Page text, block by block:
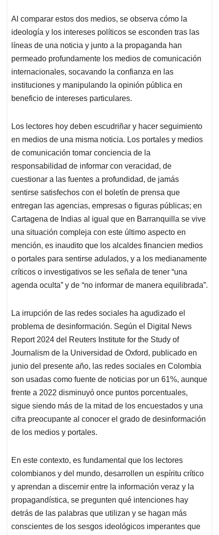
Al comparar estos dos medios, se observa cómo la
ideología y los intereses políticos se esconden tras las
líneas de una noticia y junto a la propaganda han
permeado profundamente los medios de comunicación
internacionales, socavando la confianza en las
instituciones y manipulando la opinión pública en
beneficio de intereses particulares.
Los lectores hoy deben escudriñar y hacer seguimiento
en medios de una misma noticia. Los portales y medios
de comunicación tomar conciencia de la
responsabilidad de informar con veracidad, de
cuestionar a las fuentes a profundidad, de jamás
sentirse satisfechos con el boletín de prensa que
entregan las agencias, empresas o figuras públicas; en
Cartagena de Indias al igual que en Barranquilla se vive
una situación compleja con este último aspecto en
mención, es inaudito que los alcaldes financien medios
o portales para sentirse adulados, y a los medianamente
críticos o investigativos se les señala de tener “una
agenda oculta” y de “no informar de manera equilibrada”.
La irrupción de las redes sociales ha agudizado el
problema de desinformación. Según el Digital News
Report 2024 del Reuters Institute for the Study of
Journalism de la Universidad de Oxford, publicado en
junio del presente año, las redes sociales en Colombia
son usadas como fuente de noticias por un 61%, aunque
frente a 2022 disminuyó once puntos porcentuales,
sigue siendo más de la mitad de los encuestados y una
cifra preocupante al conocer el grado de desinformación
de los medios y portales.
En este contexto, es fundamental que los lectores
colombianos y del mundo, desarrollen un espíritu crítico
y aprendan a discernir entre la información veraz y la
propagandística, se pregunten qué intenciones hay
detrás de las palabras que utilizan y se hagan más
conscientes de los sesgos ideológicos imperantes que